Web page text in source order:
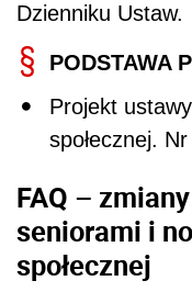
Dzienniku Ustaw.
PODSTAWA
Projekt
społecznej.
FAQ –
seniorami i
społecznej